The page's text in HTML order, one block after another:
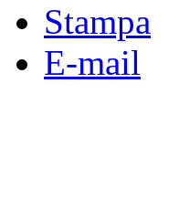
Stampa
E-mail